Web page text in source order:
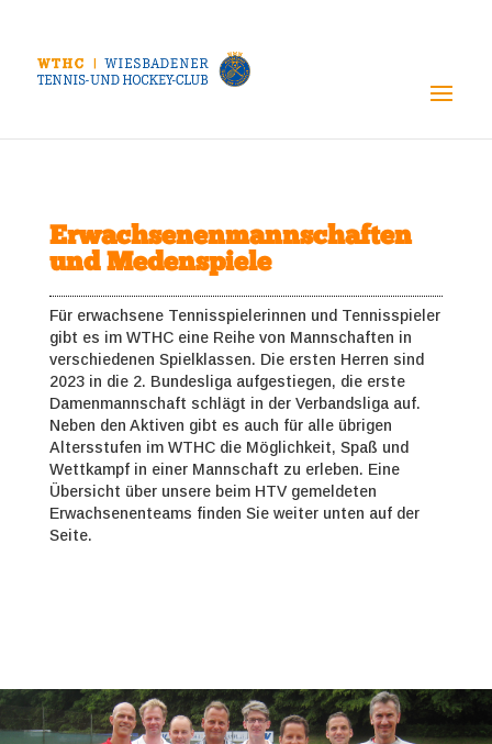
Erwachsenenmannschaften
und Medenspiele
Für erwachsene Tennisspielerinnen und Tennisspieler
gibt es im WTHC eine Reihe von Mannschaften in
verschiedenen Spielklassen. Die ersten Herren sind
2023 in die 2. Bundesliga aufgestiegen, die erste
Damenmannschaft schlägt in der Verbandsliga auf.
Neben den Aktiven gibt es auch für alle übrigen
Altersstufen im WTHC die Möglichkeit, Spaß und
Wettkampf in einer Mannschaft zu erleben. Eine
Übersicht über unsere beim HTV gemeldeten
Erwachsenenteams finden Sie weiter unten auf der
Seite.